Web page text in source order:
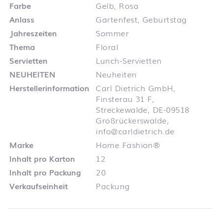
Farbe
Gelb, Rosa
Anlass
Gartenfest, Geburtstag
Jahreszeiten
Sommer
Thema
Floral
Servietten
Lunch-Servietten
NEUHEITEN
Neuheiten
Herstellerinformation
Carl Dietrich GmbH,
Finsterau 31 F,
Streckewalde, DE-09518
Großrückerswalde,
info@carldietrich.de
Marke
Home Fashion®
Inhalt pro Karton
12
Inhalt pro Packung
20
Verkaufseinheit
Packung